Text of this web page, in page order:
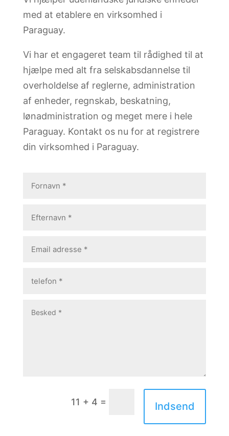
med at etablere en virksomhed i
Paraguay.
Vi har et engageret team til rådighed til at
hjælpe med alt fra selskabsdannelse til
overholdelse af reglerne, administration
af enheder, regnskab, beskatning,
lønadministration og meget mere i hele
Paraguay. Kontakt os nu for at registrere
din virksomhed i Paraguay.
11 + 4 = Indsend